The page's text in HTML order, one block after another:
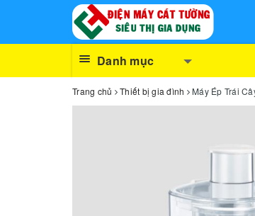
Danh mục
Trang chủ Thiết bị gia đình Máy Ép Trái